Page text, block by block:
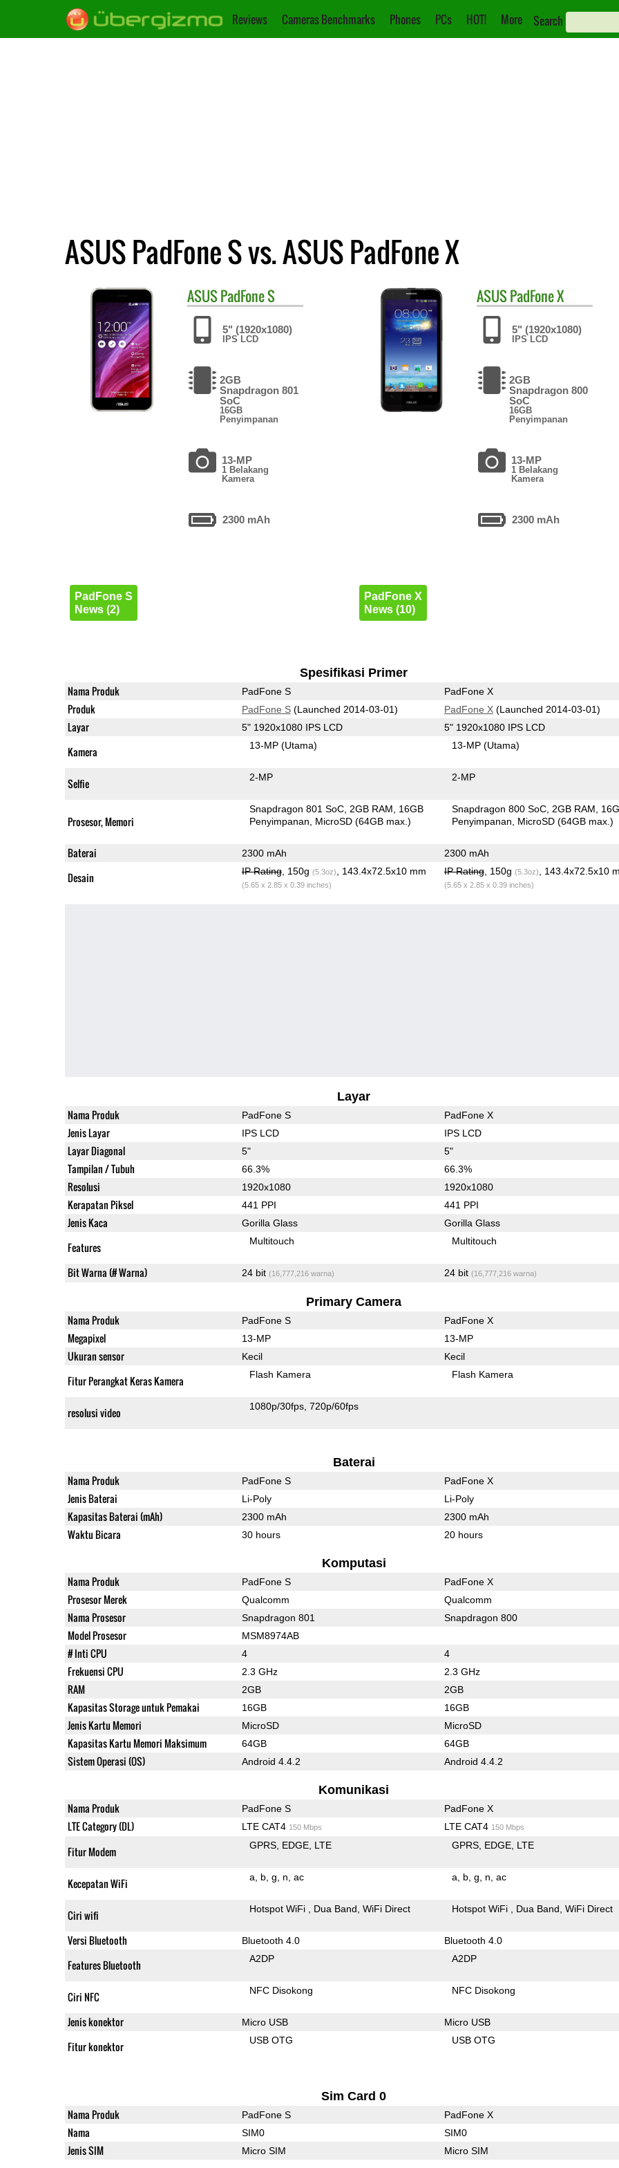
Reviews Cameras Benchmarks Phones PCs HOT! More Search
ASUS PadFone S vs. ASUS PadFone X
ASUSPadFone S
5" (1920x1080)
IPS LCD
2GB
Snapdragon 801
SoC
16GB
Penyimpanan
13-MP
1 Belakang
Kamera
2300 mAh
PadFone S
News (2)
ASUSPadFone X
5" (1920x1080)
IPS LCD
2GB
Snapdragon 800
SoC
16GB
Penyimpanan
13-MP
1 Belakang
Kamera
2300 mAh
PadFone X
News (10)
Spesifikasi Primer
Nama Produk PadFone S PadFone X
Produk PadFone S(Launched 2014-03-01) PadFone X(Launched 2014-03-01)
Layar 5" 1920x1080 IPS LCD 5" 1920x1080 IPS LCD
Kamera 13-MP(Utama) 13-MP(Utama)
Selfie 2-MP 2-MP
Prosesor, Memori
Snapdragon 801 SoC 2GB RAM
16GB
Penyimpanan
MicroSD (64GB max.)
Snapdragon 800 SoC 2GB RAM
Penyimpanan
MicroSD (64GB max.)
Baterai 2300 mAh 2300 mAh
Desain IP Rating, 150g (5.3oz) , 143.4x72.5x10 mm
(5.65 x 2.85 x 0.39 inches)
IP Rating, 150g (5.3oz) , 143.4x72.5x10
(5.65 x 2.85 x 0.39 inches)
Layar
Nama Produk PadFone S PadFone X
Jenis Layar IPS LCD IPS LCD
Layar Diagonal 5" 5"
Tampilan / Tubuh 66.3% 66.3%
Resolusi 1920x1080 1920x1080
Kerapatan Piksel 441 PPI 441 PPI
Jenis Kaca Gorilla Glass Gorilla Glass
Features Multitouch Multitouch
Bit Warna (# Warna) 24 bit (16,777,216 warna) 24 bit (16,777,216 warna)
Primary Camera
Nama Produk PadFone S PadFone X
Megapixel 13-MP 13-MP
Ukuran sensor Kecil Kecil
Fitur Perangkat Keras Kamera Flash Kamera Flash Kamera
resolusi video 1080p/30fps 720p/60fps
Baterai
Nama Produk PadFone S PadFone X
Jenis Baterai Li-Poly Li-Poly
Kapasitas Baterai (mAh) 2300 mAh 2300 mAh
Waktu Bicara 30 hours 20 hours
Komputasi
Nama Produk PadFone S PadFone X
Prosesor Merek Qualcomm Qualcomm
Nama Prosesor Snapdragon 801 Snapdragon 800
Model Prosesor MSM8974AB
# Inti CPU 4 4
Frekuensi CPU 2.3 GHz 2.3 GHz
RAM 2GB 2GB
Kapasitas Storage untuk Pemakai 16GB 16GB
Jenis Kartu Memori MicroSD MicroSD
Kapasitas Kartu Memori Maksimum 64GB 64GB
Sistem Operasi (OS) Android 4.4.2 Android 4.4.2
Komunikasi
Nama Produk PadFone S PadFone X
LTE Category (DL) LTE CAT4 150 Mbps LTE CAT4 150 Mbps
Fitur Modem GPRS EDGE LTE GPRS EDGE LTE
Kecepatan WiFi a b g n ac a b g n ac
Ciri wifi Hotspot WiFi Dua Band WiFi Direct Hotspot WiFi Dua Band WiFi Direct
Versi Bluetooth Bluetooth 4.0 Bluetooth 4.0
Features Bluetooth A2DP A2DP
Ciri NFC NFC Disokong NFC Disokong
Jenis konektor Micro USB Micro USB
Fitur konektor USB OTG USB OTG
Sim Card 0
Nama Produk PadFone S PadFone X
Nama SIM0 SIM0
Jenis SIM Micro SIM Micro SIM